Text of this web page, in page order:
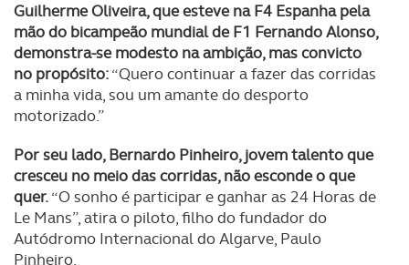
Guilherme Oliveira, que esteve na F4 Espanha pela
mão do bicampeão mundial de F1 Fernando Alonso,
demonstra-se modesto na ambição, mas convicto
no propósito:“Quero continuar a fazer das corridas
a minha vida, sou um amante do desporto
motorizado.”
Por seu lado, Bernardo Pinheiro, jovem talento que
cresceu no meio das corridas, não esconde o que
quer.“O sonho é participar e ganhar as 24 Horas de
Le Mans”, atira o piloto, filho do fundador do
Autódromo Internacional do Algarve, Paulo
Pinheiro.